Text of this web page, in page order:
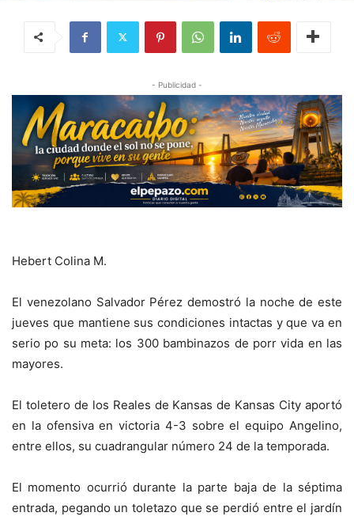
- Publicidad -
Hebert Colina M.
El venezolano Salvador Pérez demostró la noche de este
jueves que mantiene sus condiciones intactas y que va en
serio po su meta: los 300 bambinazos de porr vida en las
mayores.
El toletero de los Reales de Kansas de Kansas City aportó
en la ofensiva en victoria 4-3 sobre el equipo Angelino,
entre ellos, su cuadrangular número 24 de la temporada.
El momento ocurrió durante la parte baja de la séptima
entrada, pegando un toletazo que se perdió entre el jardín